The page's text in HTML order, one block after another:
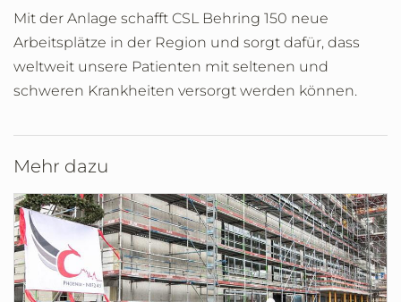
Mit der Anlage schafft CSL Behring 150 neue
Arbeitsplätze in der Region und sorgt dafür, dass
weltweit unsere Patienten mit seltenen und
schweren Krankheiten versorgt werden können.
Mehr dazu